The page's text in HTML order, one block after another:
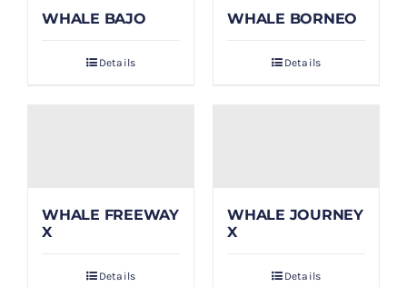
PAYMENT
WHALE BAJO
Details
WHALE BORNEO
Details
WHALE FREEWAY
X
Details
WHALE JOURNEY
X
Details